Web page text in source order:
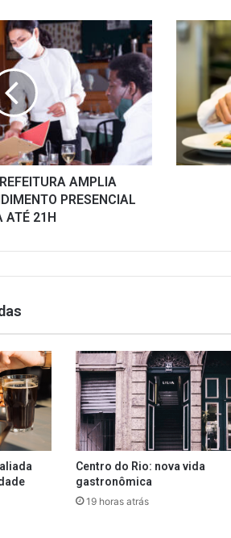
AMPLIA
PRESENCIAL
ATÉ 21H
Curso
de
Cozinheiro
Centro do Rio: nova vida
gastronômica
19 horas atrás